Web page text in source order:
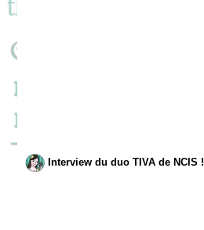
Interview du duo TIVA de NCIS !